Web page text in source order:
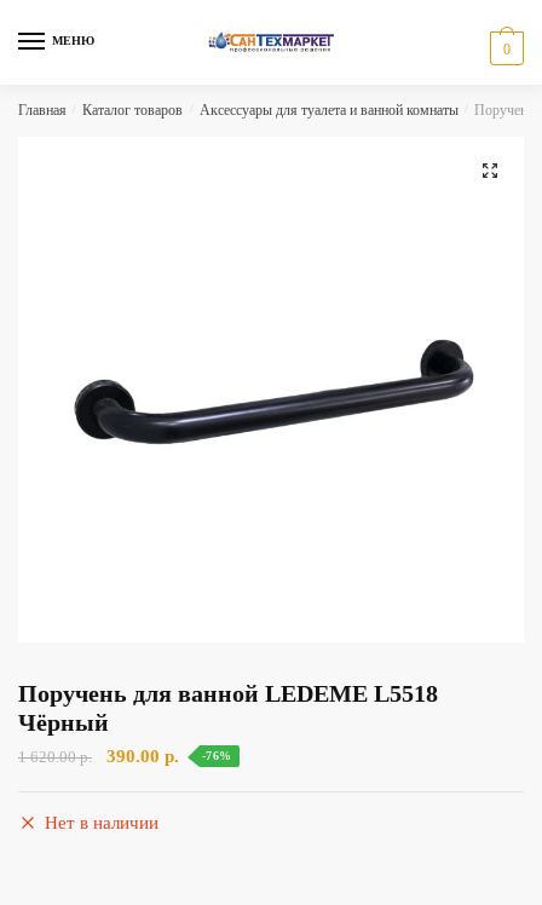
МЕНЮ
0
Главная Каталог товаров Аксессуары для туалета и ванной комнаты Поручень
🔍
Поручень для ванной LEDEME L5518
Чёрный
1 620.00р.
Первоначальная
390.00 р. Текущая
-76%
Нет в наличии